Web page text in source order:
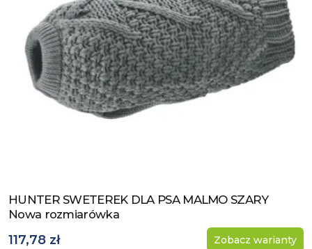
Zobacz produkt
HUNTER SWETEREK DLA PSA MALMO SZARY
Nowa rozmiarówka
117,78 zł Zobacz warianty